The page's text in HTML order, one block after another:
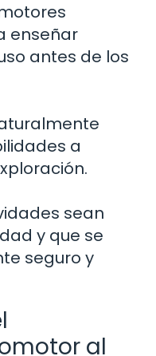
enseñar
antes de los
a
sean
y que se
seguro y
al